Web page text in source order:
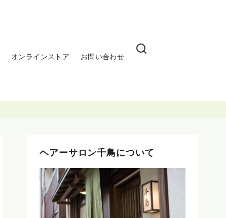
オンラインストア お問い合わせ
ヘアーサロン千鳥について